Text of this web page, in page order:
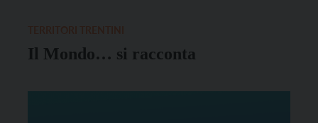
Il Mondo… si racconta